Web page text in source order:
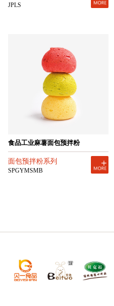
JPLS
食品工业麻薯面包预拌粉
面包预拌粉系列
SPGYMSMB